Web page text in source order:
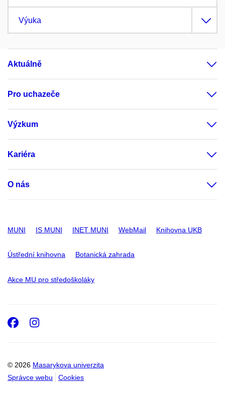
Výuka
Aktuálně
Pro uchazeče
Výzkum
Kariéra
O nás
MUNI IS MUNI INET MUNI WebMail Knihovna UKB
Ústřední knihovna Botanická zahrada
Akce MU pro středoškoláky
© 2026 Masarykova univerzita
Správce webu
Cookies
Facebook
Instagram